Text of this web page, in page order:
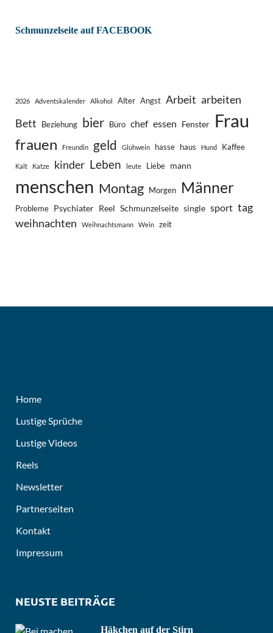
Schmunzelseite auf FACEBOOK
2026 Adventskalender Alkohol Alter Angst Arbeit arbeiten
Bett
Beziehung bier Büro chef essen Fenster Frau
frauen Freundin geld Glühwein hasse haus Hund Kaffee
Kalt Katze kinder Leben leute Liebe mann
menschen Montag Morgen Männer
Probleme Psychiater Reel Schmunzelseite single sport tag
weihnachten
Weihnachtsmann Wein zeit
Home
Lustige Sprüche
Lustige Videos
Reels
Newsletter
Partnerseiten
Kontakt
Impressum
NEUSTE BEITRÄGE
Häkchen auf der Stirn